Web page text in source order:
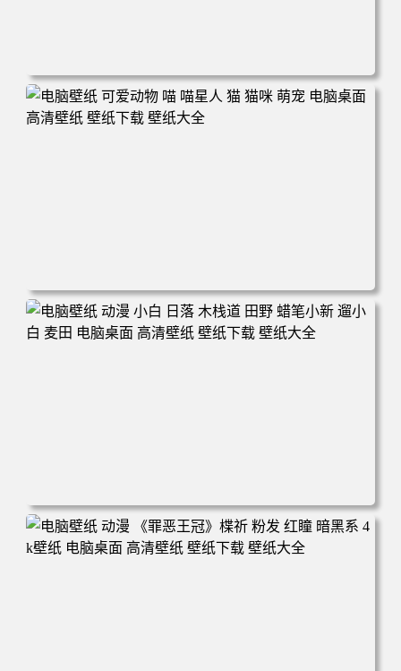
电脑壁纸 动漫 冬季 公交车 朱迪狐尼克 4K 电脑壁纸 3840x2
160 电脑桌面 高清壁纸 壁纸下载 壁纸大全
电脑壁纸 可爱动物 喵 喵星人 猫 猫咪 萌宠 电脑桌面 高清壁
纸 壁纸下载 壁纸大全
电脑壁纸 动漫 小白 日落 木栈道 田野 蜡笔小新 遛小白 麦田
电脑桌面 高清壁纸 壁纸下载 壁纸大全